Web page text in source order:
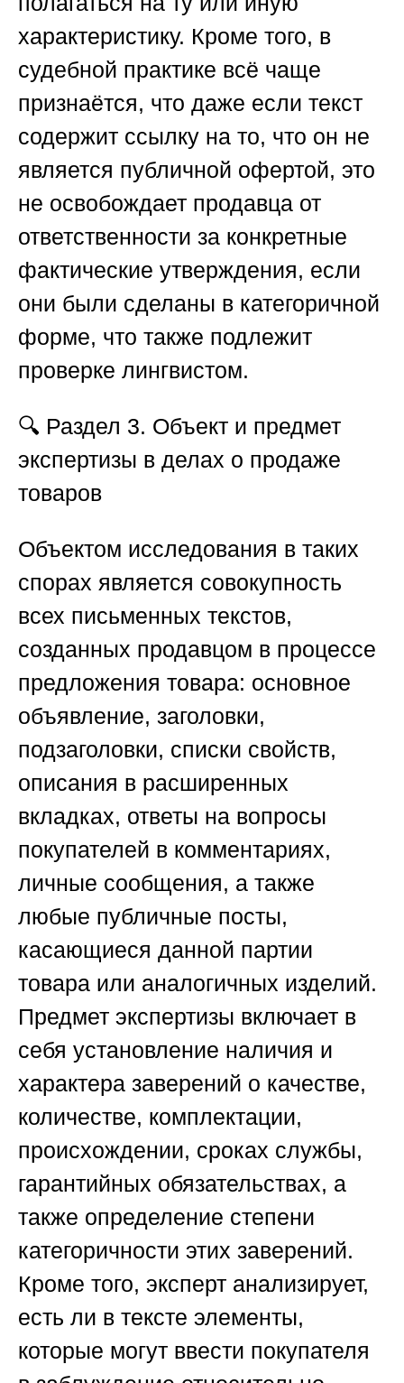
характеристику. Кроме того, в
судебной практике всё чаще
признаётся, что даже если текст
содержит ссылку на то, что он не
является публичной офертой, это
не освобождает продавца от
ответственности за конкретные
фактические утверждения, если
они были сделаны в категоричной
форме, что также подлежит
проверке лингвистом.
🔍 Раздел 3. Объект и предмет
экспертизы в делах о продаже
товаров
Объектом исследования в таких
спорах является совокупность
всех письменных текстов,
созданных продавцом в процессе
предложения товара: основное
объявление, заголовки,
подзаголовки, списки свойств,
описания в расширенных
вкладках, ответы на вопросы
покупателей в комментариях,
личные сообщения, а также
любые публичные посты,
касающиеся данной партии
товара или аналогичных изделий.
Предмет экспертизы включает в
себя установление наличия и
характера заверений о качестве,
количестве, комплектации,
происхождении, сроках службы,
гарантийных обязательствах, а
также определение степени
категоричности этих заверений.
Кроме того, эксперт анализирует,
есть ли в тексте элементы,
которые могут ввести покупателя